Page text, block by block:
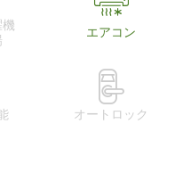
エアコン
オートロック